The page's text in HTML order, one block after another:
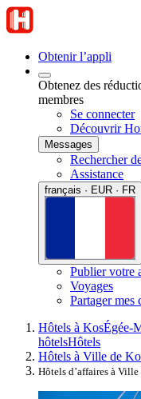
Obtenir l’appli
Obtenez des
membres
Se connecter
Découvrir
Messages
Rechercher
Assistance
français · EUR · FR
Publier votre
Voyages
Partager mes
Hôtels à KosÉgée-
hôtelsHôtels
Hôtels à Ville de
Hôtels d’affaires à Ville